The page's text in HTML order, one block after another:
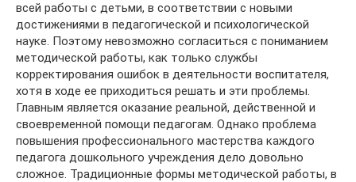
всей работы с детьми, в соответствии с новыми
достижениями в педагогической и психологической
науке. Поэтому невозможно согласиться с пониманием
методической работы, как только службы
корректирования ошибок в деятельности воспитателя,
хотя в ходе ее приходиться решать и эти проблемы.
Главным является оказание реальной, действенной и
своевременной помощи педагогам. Однако проблема
повышения профессионального мастерства каждого
педагога дошкольного учреждения дело довольно
сложное. Традиционные формы методической работы, в